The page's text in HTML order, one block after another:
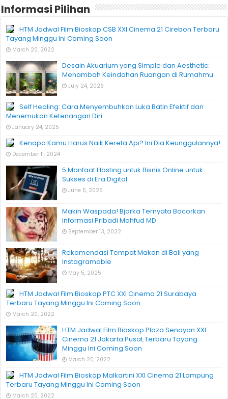
Informasi Pilihan
HTM Jadwal Film Bioskop CSB XXI Cinema 21 Cirebon Terbaru
Tayang Minggu Ini Coming Soon
March 20, 2022
Desain Akuarium yang Simple dan Aesthetic:
Menambah Keindahan Ruangan di Rumahmu
July 24, 2026
Self Healing: Cara Menyembuhkan Luka Batin Efektif dan
Menemukan Ketenangan Diri
January 24, 2025
Kenapa Kamu Harus Naik Kereta Api? Ini Dia Keunggulannya!
December 11, 2024
5 Manfaat Hosting untuk Bisnis Online untuk
Sukses di Era Digital
June 5, 2026
Makin Waspada! Bjorka Ternyata Bocorkan
Informasi Pribadi Mahfud MD
September 13, 2022
Rekomendasi Tempat Makan di Bali yang
Instagramable
May 5, 2025
HTM Jadwal Film Bioskop PTC XXI Cinema 21 Surabaya
Terbaru Tayang Minggu Ini Coming Soon
March 20, 2022
HTM Jadwal Film Bioskop Plaza Senayan XXI
Cinema 21 Jakarta Pusat Terbaru Tayang
Minggu Ini Coming Soon
March 20, 2022
HTM Jadwal Film Bioskop Malkartini XXI Cinema 21 Lampung
Terbaru Tayang Minggu Ini Coming Soon
March 20, 2022